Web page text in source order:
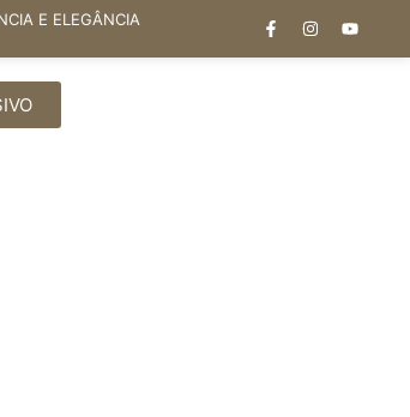
E ELEGÂNCIA